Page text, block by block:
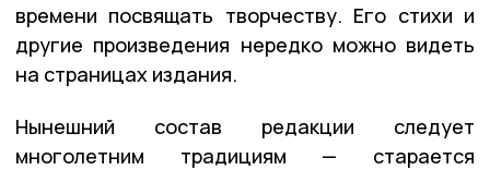
времени посвящать творчеству. Его стихи и
другие произведения нередко можно видеть
на страницах издания.
Нынешний состав редакции следует
многолетним традициям — старается